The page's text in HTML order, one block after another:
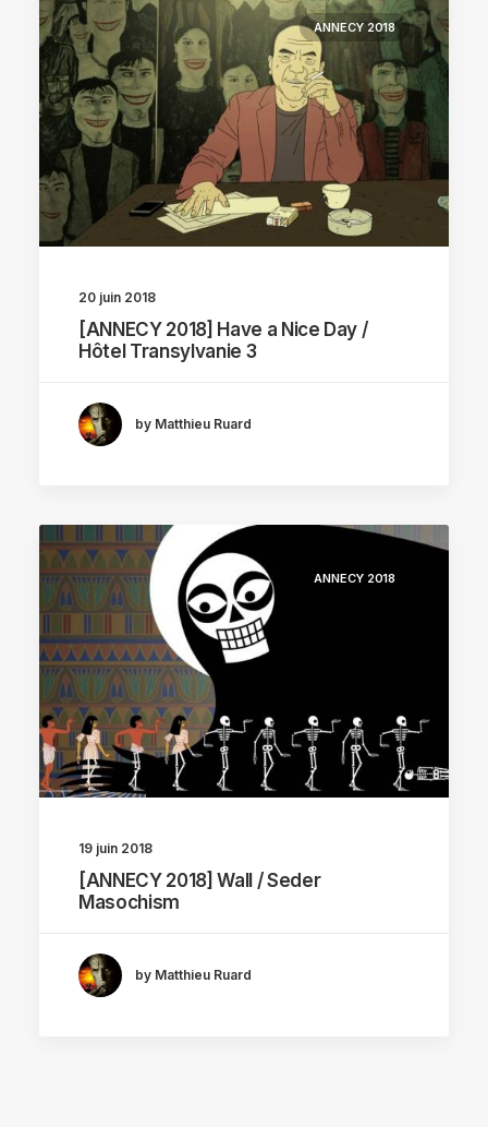
ANNECY 2018
20 juin 2018
[ANNECY 2018] Have a Nice Day /
Hôtel Transylvanie 3
by Matthieu Ruard
ANNECY 2018
19 juin 2018
[ANNECY 2018] Wall / Seder
Masochism
by Matthieu Ruard